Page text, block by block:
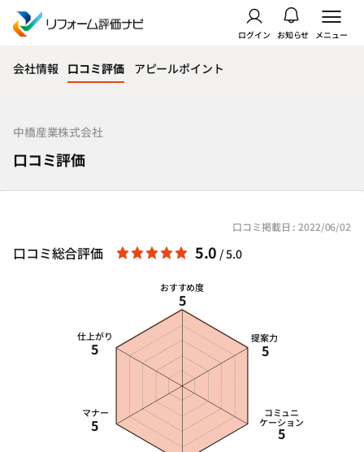
ログイン お知らせ メニュー
会社情報 口コミ評価 アピールポイント
中橋産業株式会社
口コミ評価
口コミ掲載日 : 2022/06/02
口コミ総合評価 5.0 / 5.0
おすすめ度
5
提案力
5
コミュニ
ケーション
5
マナー
5
仕上がり
5